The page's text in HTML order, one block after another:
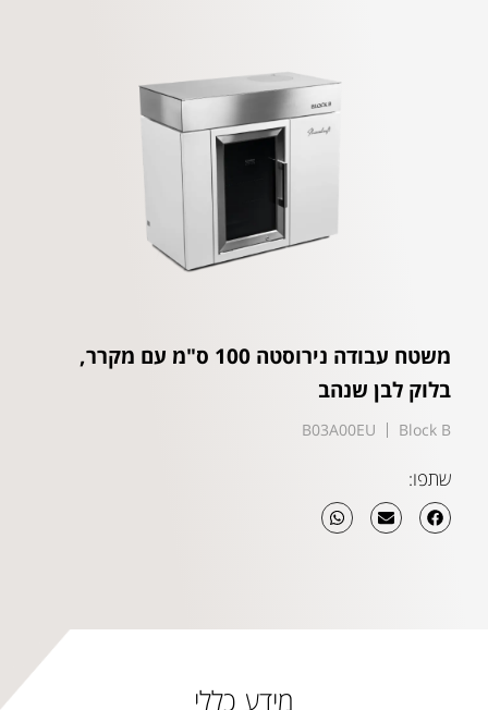
משטח עבודה נירוסטה 100 ס"מ עם מקרר,
בלוק לבן שנהב
Block B
B03A00EU
שתפו:
מידע כללי